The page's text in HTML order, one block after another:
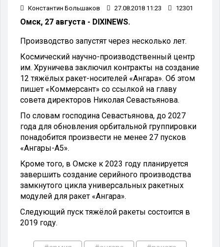
Константин Большаков 27.08.2018 11:23 12301
Омск, 27 августа - DIXINEWS.
Производство запустят через несколько лет.
Космический научно-производственный центр
им. Хруничева заключил контракты на создание
12 тяжёлых ракет-носителей «Ангара». Об этом
пишет «Коммерсант» со ссылкой на главу
совета директоров Николая Севастьянова.
По словам господина Севастьянова, до 2027
года для обновления орбитальной группировки
понадобится произвести не менее 27 пусков
«Ангары-А5».
Кроме того, в Омске к 2023 году планируется
завершить создание серийного производства
замкнутого цикла универсальных ракетных
модулей для ракет «Ангара».
Следующий пуск тяжёлой ракеты состоится в
2019 году.